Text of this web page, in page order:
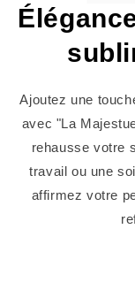
Ajoutez une
avec "La
rehausse votre
travail ou une
affirmez votre